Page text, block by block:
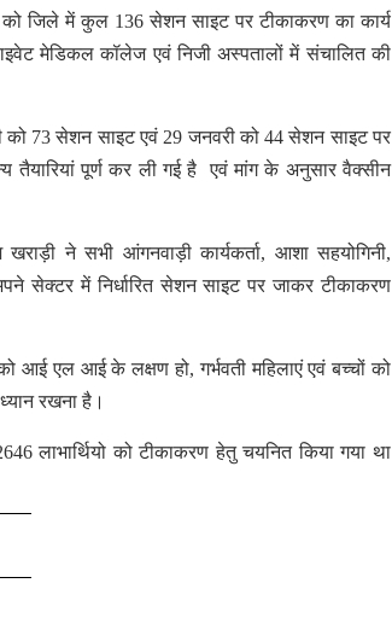
जिले में कुल 136 सेशन साइट पर टीकाकरण का कार्य
मेडिकल कॉलेज एवं निजी अस्पतालों में संचालित की
को 73 सेशन साइट एवं 29 जनवरी को 44 सेशन साइट पर
तैयारियां पूर्ण कर ली गई है एवं मांग के अनुसार वैक्सीन
ने सभी आंगनवाड़ी कार्यकर्ता, आशा सहयोगिनी,
सेक्टर में निर्धारित सेशन साइट पर जाकर टीकाकरण
आई एल आई के लक्षण हो, गर्भवती महिलाएं एवं बच्चों को
रखना है।
लाभार्थियो को टीकाकरण हेतु चयनित किया गया था